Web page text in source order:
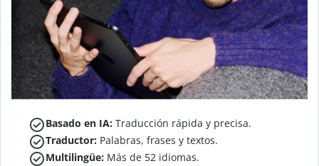
Basado en IA: Traducción rápida y precisa.
Traductor: Palabras, frases y textos.
Multilingüe: Más de 52 idiomas.